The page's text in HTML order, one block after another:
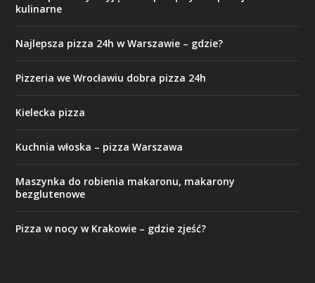
kulinarne
Najlepsza pizza 24h w Warszawie – gdzie?
Pizzeria we Wrocławiu dobra pizza 24h
Kielecka pizza
Kuchnia włoska – pizza Warszawa
Maszynka do robienia makaronu, makarony
bezglutenowe
Pizza w nocy w Krakowie – gdzie zjeść?